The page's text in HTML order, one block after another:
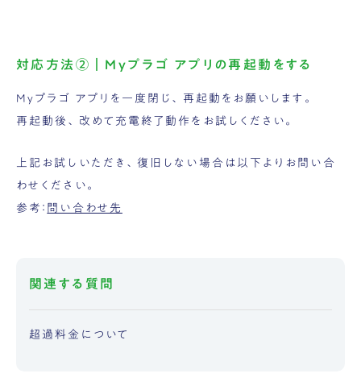
対応方法②｜Myプラゴ アプリの再起動をする
Myプラゴ アプリを一度閉じ、再起動をお願いします。
再起動後、改めて充電終了動作をお試しください。
上記お試しいただき、復旧しない場合は以下よりお問い合
わせください。
参考： 問い合わせ先
関連する質問
超過料金について